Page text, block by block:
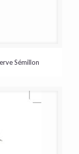
Sémillon